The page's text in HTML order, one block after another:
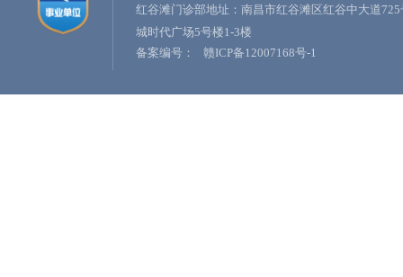
红谷滩门诊部地址：南昌市红谷滩区红谷中大道725
城时代广场5号楼1-3楼
备案编号：
赣ICP备12007168号-1